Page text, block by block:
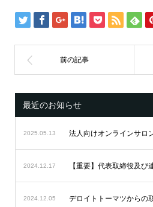
最近のお知らせ
2025.05.13
2024.12.17 【重要】代表取締役及び
2024.12.05 デロイトトーマツからの